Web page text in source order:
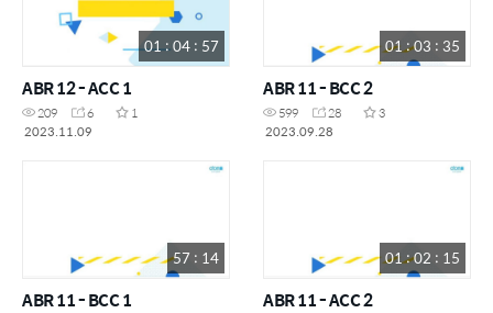
01 : 04 : 57
ABR 12 - ACC 1
209 6
1
2023.11.09
01 : 03 : 35
ABR 11 - BCC 2
599 28
3
2023.09.28
57 : 14
ABR 11 - BCC 1
01 : 02 : 15
ABR 11 - ACC 2